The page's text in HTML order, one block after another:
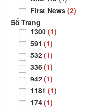
First News (2)
Số Trang
1300 (1)
591 (1)
532 (1)
336 (1)
942 (1)
1181 (1)
174 (1)